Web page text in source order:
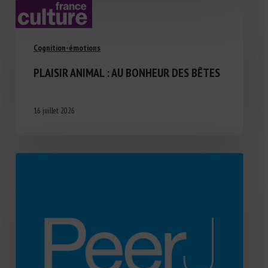
Cognition-émotions
PLAISIR ANIMAL : AU BONHEUR DES BÊTES
16 juillet 2026